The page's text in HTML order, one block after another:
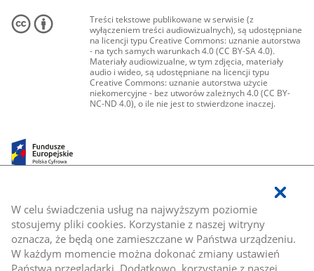
W celu świadczenia usług na najwyższym poziomie
stosujemy pliki cookies. Korzystanie z naszej witryny
oznacza, że będą one zamieszczane w Państwa urządzeniu.
W każdym momencie można dokonać zmiany ustawień
Państwa przeglądarki. Dodatkowo, korzystanie z naszej
Treści tekstowe publikowane w serwisie (z
wyłączeniem treści audiowizualnych), są udostępniane
na licencji typu Creative Commons: uznanie autorstwa
- na tych samych warunkach 4.0 (CC BY-SA 4.0).
Materiały audiowizualne, w tym zdjęcia, materiały
audio i wideo, są udostępniane na licencji typu
Creative Commons: uznanie autorstwa użycie
niekomercyjne - bez utworów zależnych 4.0 (CC BY-
NC-ND 4.0), o ile nie jest to stwierdzone inaczej.